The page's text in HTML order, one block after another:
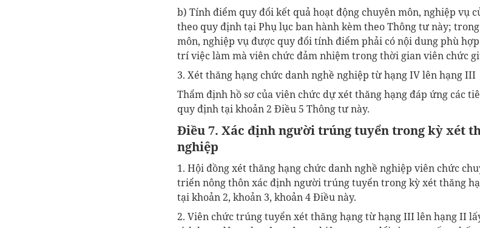
b) Tính điểm quy đổi kết quả hoạt động chuyên môn, nghiệp vụ
theo quy định tại Phụ lục ban hành kèm theo Thông tư này;
môn, nghiệp vụ được quy đổi tính điểm phải có nội dung phù
trí việc làm mà viên chức đảm nhiệm trong thời gian viên chức
3. Xét thăng hạng chức danh nghề nghiệp từ hạng IV lên hạng III
Thẩm định hồ sơ của viên chức dự xét thăng hạng đáp ứng các
quy định tại khoản 2 Điều 5 Thông tư này.
Điều 7. Xác định người trúng tuyển trong kỳ xét
nghiệp
1. Hội đồng xét thăng hạng chức danh nghề nghiệp viên chức
triển nông thôn xác định người trúng tuyển trong kỳ xét thăng
tại khoản 2, khoản 3, khoản 4 Điều này.
2. Viên chức trúng tuyển xét thăng hạng từ hạng III lên hạng II